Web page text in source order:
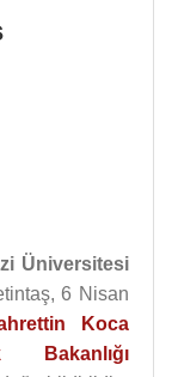
Üniversitesi
6 Nisan
Koca
Bakanlığı